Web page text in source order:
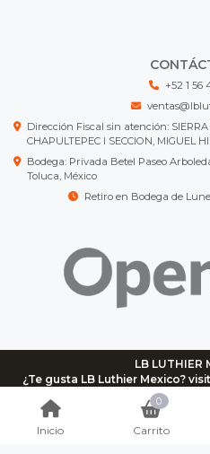
+52 1 56
Dirección Fiscal sin atención: SIERRA
CHAPULTEPEC I SECCION, MIGUEL
Bodega: Privada Betel Paseo
Toluca, México
Retiro en Bodega de
LB LUTHIER
¿Te gusta LB Luthier Mexico?
más de 3.000
Inicio
0
Carrito